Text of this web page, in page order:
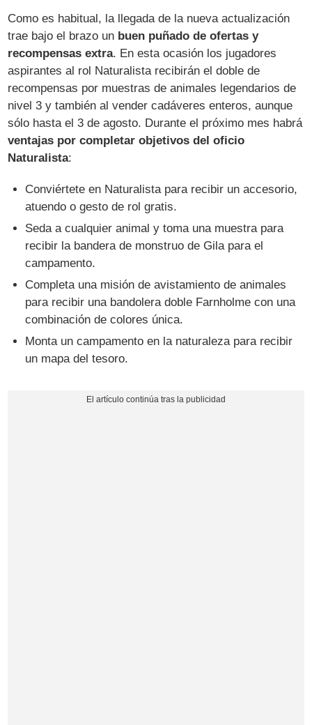
Como es habitual, la llegada de la nueva actualización
trae bajo el brazo un buen puñado de ofertas y
recompensas extra. En esta ocasión los jugadores
aspirantes al rol Naturalista recibirán el doble de
recompensas por muestras de animales legendarios de
nivel 3 y también al vender cadáveres enteros, aunque
sólo hasta el 3 de agosto. Durante el próximo mes habrá
ventajas por completar objetivos del oficio
Naturalista:
Conviértete en Naturalista para recibir un accesorio,
atuendo o gesto de rol gratis.
Seda a cualquier animal y toma una muestra para
recibir la bandera de monstruo de Gila para el
campamento.
Completa una misión de avistamiento de animales
para recibir una bandolera doble Farnholme con una
combinación de colores única.
Monta un campamento en la naturaleza para recibir
un mapa del tesoro.